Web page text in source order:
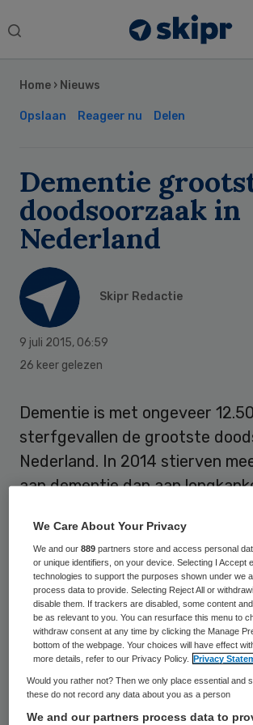
Search
Home › Nieuws
Opslaan Reageer nu Delen
Dementie
doodsoorzaak in
Nederland
Skipr Redactie
9 juli 2015, 06:59
26 keer gelezen
Dementie is met ongeveer
sterfgevallen de grootste
Nederland. In 2014 stierven
aan dementie dan aan
voor de Statistiek (CBS)
70 procent van de mensen die
aan dementie is vrouw.
Dementie is met ongeveer
sterfgevallen de grootste
overtrof vorig jaar het aantal
iemand overlijdt aan longkanker
Sidebar
We Care About Your Privacy
We and our889 partners store and access personal
or unique identifiers, on your device. Selecting I Accept
technologies to support the purposes shown under we
process data to provide. Selecting Reject All or
disable them. If trackers are disabled, some content
be as relevant to you. You can resurface this menu to
withdraw consent at any time by clicking the Manage
bottom of the webpage. Your choices will have effect
more details, refer to our Privacy Policy.
Privacy
Would you rather not? Then we only place essential and
these do not record any data about you as a person
We and our partners process data to